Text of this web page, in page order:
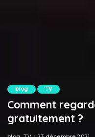
blog TV
Comment
gratuitement ?